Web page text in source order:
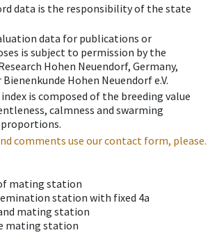
data is the responsibility of the state
data for publications or
is subject to permission by the
Hohen Neuendorf, Germany,
Hohen Neuendorf e.V.
is composed of the breeding value
calmness and swarming
proportions.
comments use our contact form, please.
mating station
station with fixed 4a
mating station
mating station